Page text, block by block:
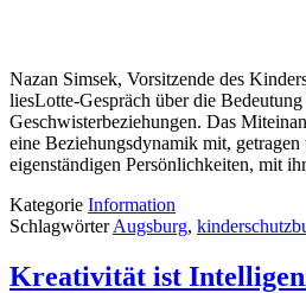
Nazan Simsek, Vorsitzende des
liesLotte-Gespräch über die
Geschwisterbeziehungen. Das
eine Beziehungsdynamik mit, getragen
eigenständigen Persönlichkeiten, mit
Kategorie Information
SchlagwörterAugsburg,
Kreativität ist